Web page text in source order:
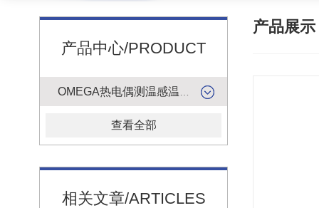
产品中心/PRODUCT
查看全部
相关文章/ARTICLES
产品展示